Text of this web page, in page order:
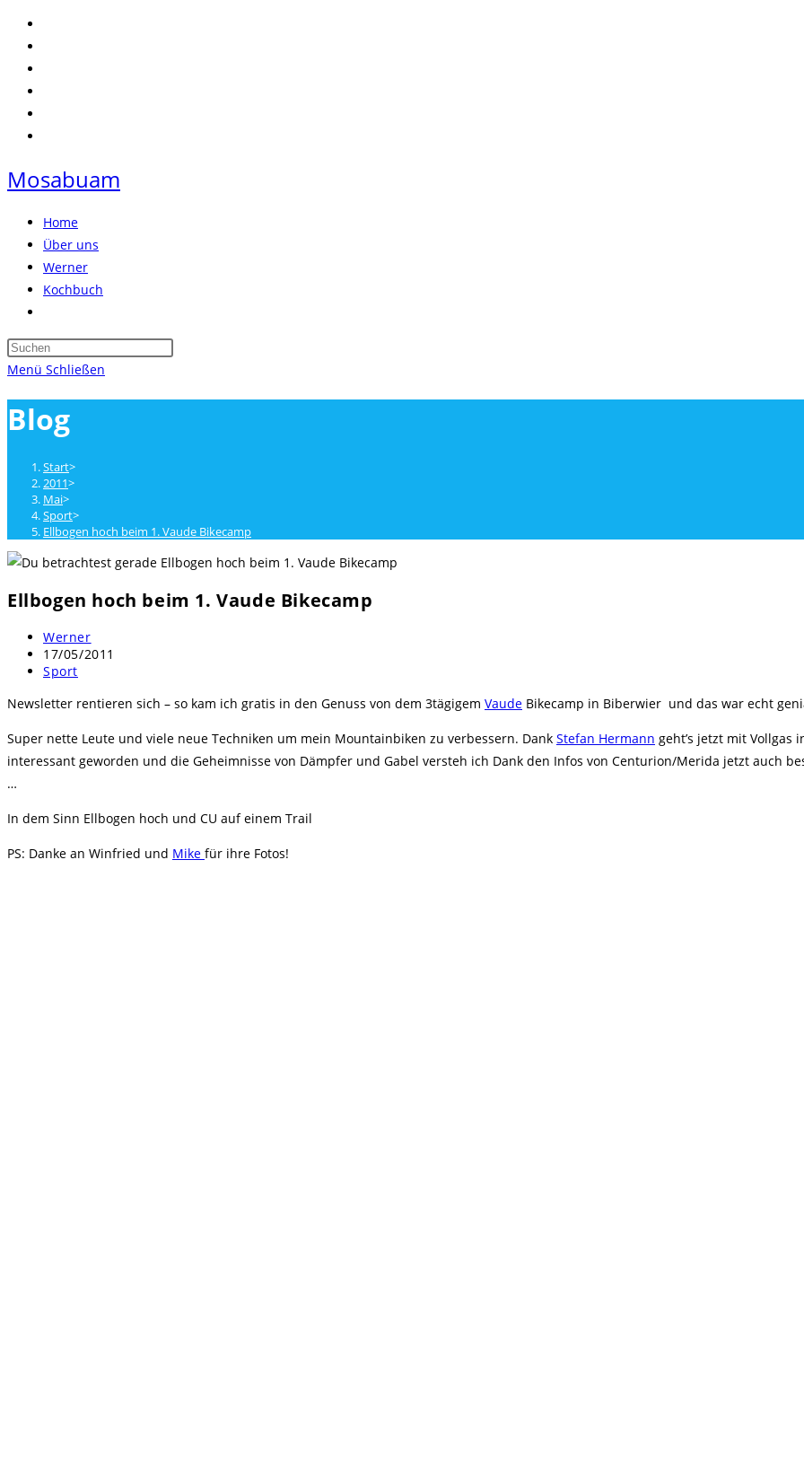
Zum
Inhalt
springen
Mosabuam
Home
Über uns
Werner
Kochbuch
umschalten
Press
Menü Schließen
Blog
Start>
2011>
Mai>
Sport>
Ellbogen hoch beim 1. Vaude Bikecamp
Ellbogen hoch beim 1. Vaude Bikecamp
Beitrags-
Autor:
Werner
Beitrag
veröffentlicht:
17/05/2011
Beitrags-
Sport
Newsletter rentieren sich – so kam ich gratis in den Genuss von dem 3tägigem Vaude Bikecamp in Biberwier und das war echt
Super nette Leute und viele neue Techniken um mein Mountainbiken zu verbessern. Dank Stefan Hermann geht’s jetzt mit Vollgas
interessant geworden und die Geheimnisse von Dämpfer und Gabel versteh ich Dank den Infos von Centurion/Merida jetzt auch
…
In dem Sinn Ellbogen hoch und CU auf einem Trail
PS: Danke an Winfried und Mike für ihre Fotos!